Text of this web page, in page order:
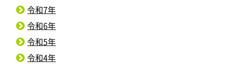
令和7年
令和6年
令和5年
令和4年